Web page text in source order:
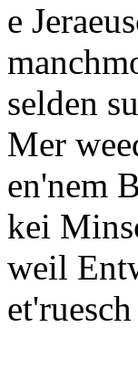
e
selden
Mer
en'nem
kei
weil